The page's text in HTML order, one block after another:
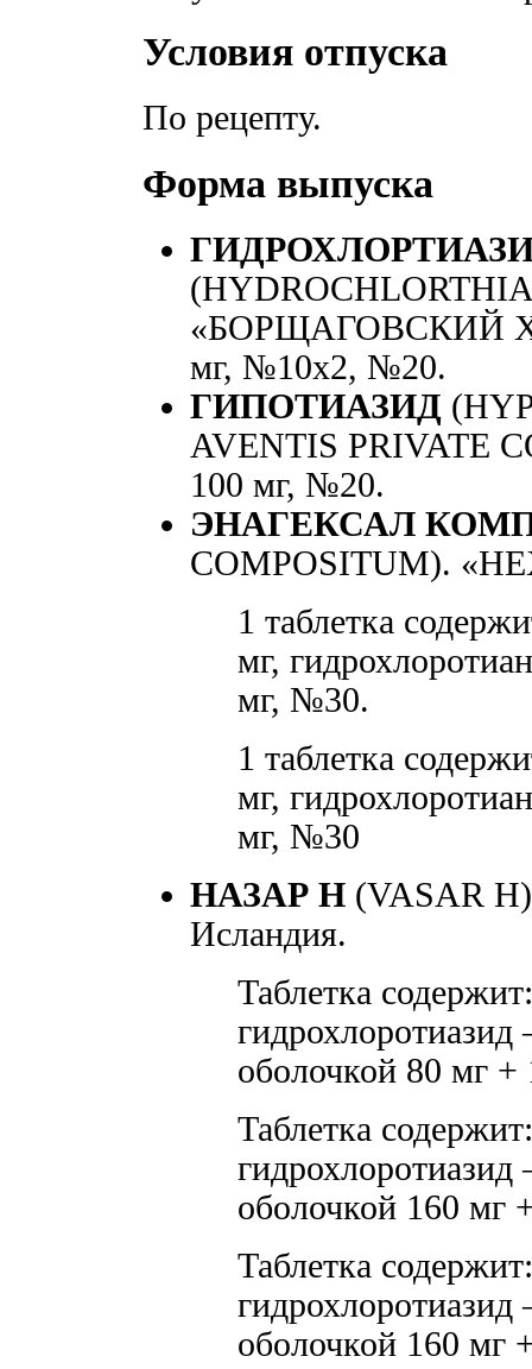
Условия отпуска
По рецепту.
Форма выпуска
«БОРЩАГОВСКИЙ
мг, №10x2, №20.
ГИПОТИАЗИД
AVENTIS PRIVATE
100 мг, №20.
ЭНАГЕКСАЛ
COMPOSITUM).
1 таблетка
мг,
мг, №30.
1 таблетка
мг,
мг, №30
НАЗАР Н (VASAR
Исландия.
Таблетка
оболочкой 80 мг
Таблетка
оболочкой 160 мг
Таблетка
оболочкой 160 мг